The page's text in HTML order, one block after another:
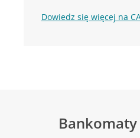
Dowiedz się więcej na